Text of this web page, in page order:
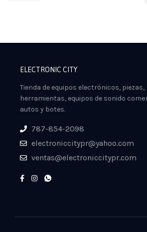
ELECTRONIC CITY
Tienda de equipos electrónicos, piezas,
herramientas, equipos de sonido
autos y botes.
787-854-2098
electroniccitypr@yahoo.com
ventas@electroniccitypr.com